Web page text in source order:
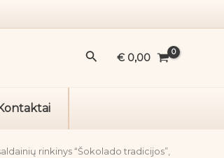
Paieška
€ 0,00
rinkinys “Šokolado tradicijos”,
IŠSIUNTIMAS
Rugpjūčio